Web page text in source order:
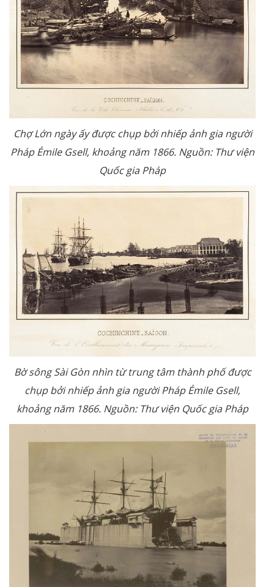
Chợ Lớn ngày ấy được chụp bởi nhiếp ảnh gia người
Pháp Émile Gsell, khoảng năm 1866. Nguồn: Thư viện
Quốc gia Pháp
Bờ sông Sài Gòn nhìn từ trung tâm thành phố được
chụp bởi nhiếp ảnh gia người Pháp Émile Gsell,
khoảng năm 1866. Nguồn: Thư viện Quốc gia Pháp